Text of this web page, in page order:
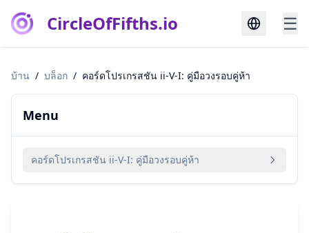
CircleOfFifths.io ☰
บ้าน / บล็อก / คอร์ดโปรเกรสชัน ii-V-I: คู่มือวงรอบคู่ห้า
Menu
คอร์ดโปรเกรสชัน ii-V-I: คู่มือวงรอบคู่ห้า